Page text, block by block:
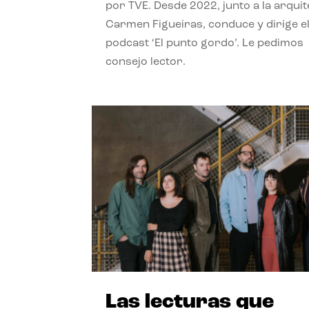
por TVE. Desde 2022, junto a la
Carmen Figueiras, conduce y dirige
podcast ‘El punto gordo’. Le pedimos
consejo lector.
Las lecturas que